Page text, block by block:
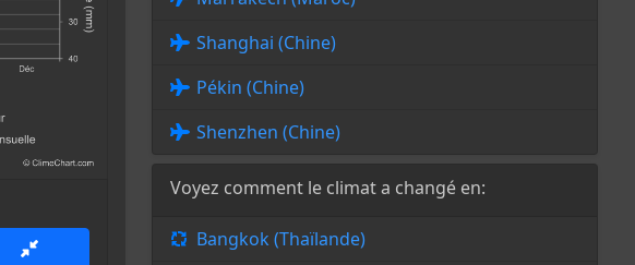
Shanghai (Chine)
Pékin (Chine)
Shenzhen (Chine)
Voyez comment le climat a changé en:
Bangkok (Thaïlande)